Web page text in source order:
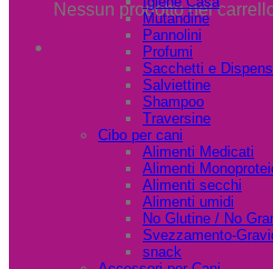
Nessun prodotto nel
Mutandine
Pannolini
Profumi
Sacchetti e
Salviettine
Shampoo
Traversine
Cibo per cani
Alimenti Medicati
Alimenti
Alimenti secchi
Alimenti umidi
No Glutine / No
Svezzamento-
snack